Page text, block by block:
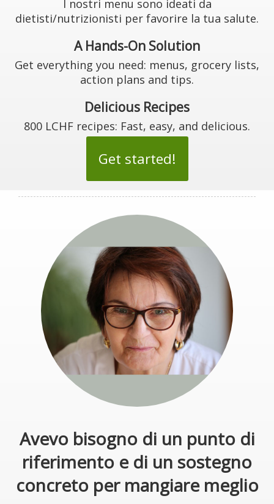
I nostri menu sono ideati da
dietisti/nutrizionisti per favorire la tua salute.
A Hands-On Solution
Get everything you need: menus, grocery lists,
action plans and tips.
Delicious Recipes
800 LCHF recipes: Fast, easy, and delicious.
Get started!
Avevo bisogno di un punto di
riferimento e di un sostegno
concreto per mangiare meglio